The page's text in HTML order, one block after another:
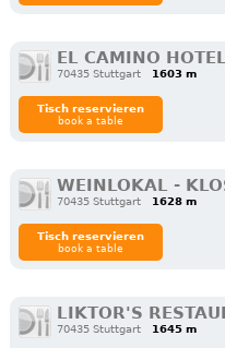
EL CAMINO
70435 Stuttgart 1603 m
Tisch reservieren
book a table
WEINLOKAL -
70435 Stuttgart 1628 m
Tisch reservieren
book a table
LIKTOR'S
70435 Stuttgart 1645 m